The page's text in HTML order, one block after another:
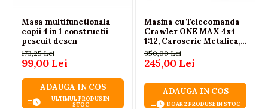
Masa multifunctionala
copii 4 in 1 constructii
pescuit desen
173,25 Lei
99,00 Lei
ADAUGA IN COS
ULTIMUL PRODUS IN
STOC
Masina cu Telecomanda
Crawler ONE MAX 4x4
1:12, Caroserie Metalica,
Suspensie cu Arcuri, Roti
din Cauciuc, 2.4GHz,
Auriu, 6 Ani+
350,00 Lei
245,00 Lei
ADAUGA IN COS
DOAR 2 PRODUSE IN STOC